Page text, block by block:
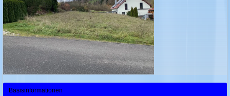
Basisinformationen